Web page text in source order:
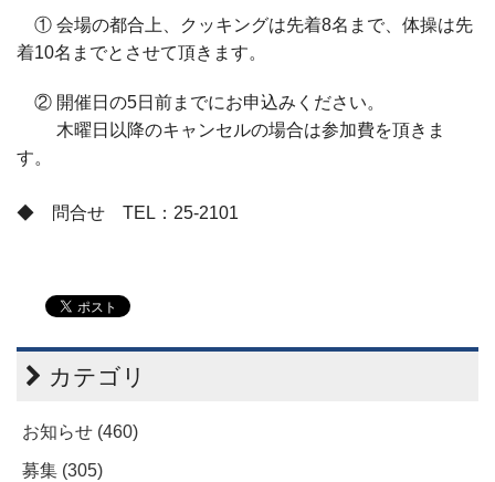
① 会場の都合上、クッキングは先着8名まで、体操は先
着10名までとさせて頂きます。
② 開催日の5日前までにお申込みください。
木曜日以降のキャンセルの場合は参加費を頂きま
す。
◆ 問合せ TEL：25-2101
カテゴリ
お知らせ (460)
募集 (305)